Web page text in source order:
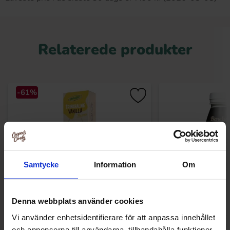
Samtycke Information Om
Denna webbplats använder cookies
Vi använder enhetsidentifierare för att anpassa innehållet
Relaterede produkter
-61%
Woogie Straws with Vanilla Flavour 10-
pack 60g(BF:12-06-2026)
Barebells
Cream